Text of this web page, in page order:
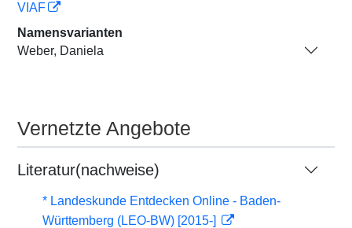
VIAF
Namensvarianten
Weber, Daniela
Vernetzte Angebote
Literatur(nachweise)
* Landeskunde Entdecken Online - Baden-
Württemberg (LEO-BW) [2015-]